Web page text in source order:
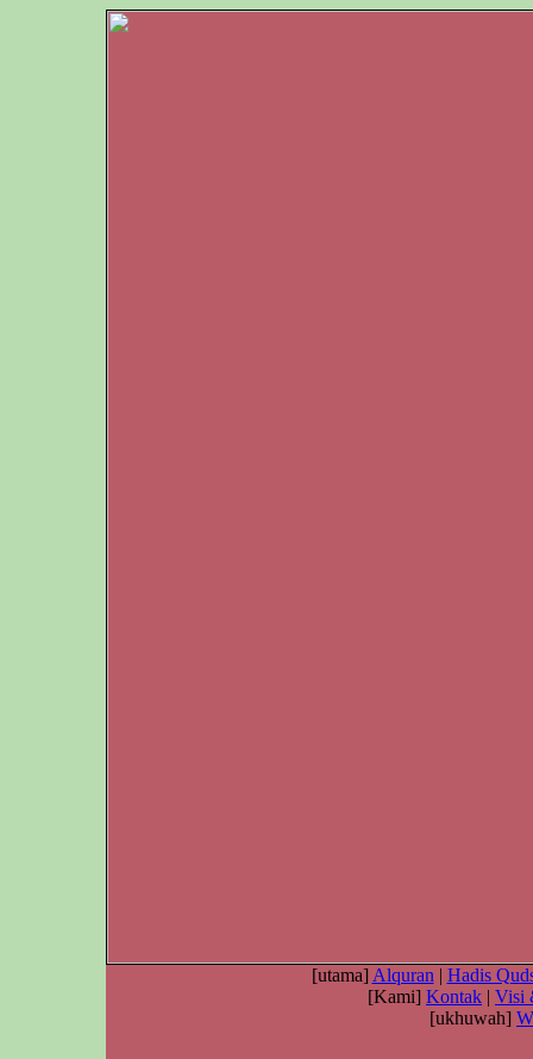
[utama] Alquran | Hadis
[Kami] Kontak | Visi
[ukhuwah]